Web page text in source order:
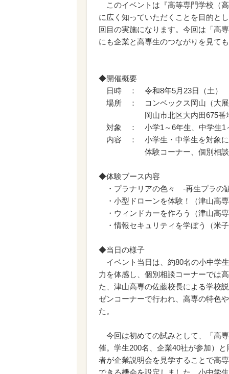
このイベントは『高等専門学校（
に広く知っていただくことを目的と
回目の実施になります。今回は「高
にも企業と高専生のつながりを見て
◆開催概要
日時 ： 令和8年5月23日（土）
場所 ： コンベックス岡山（大展
岡山市北区大内田675番
対象 ： 小学1～6年生、中学生1
内容 ： 小学生・中学生を対象に
体験コーナー、個別相談、高
◆体験ブース内容
・プラナリアの色々 -再生プラの
・小型ドローンを体験！（津山高
・ウィンドカーを作ろう（津山高
・情報セキュリティを学ぼう（米
◆当日の様子
イベント当日は、約80名の小中学
力を体感し、個別相談コーナーでは
た、津山高専の佐藤校長による学校
ゼンコーナーで行われ、高専の特色
た。
今回は初めての試みとして、「高
催。学生200名、企業40社が参加）
者が企業説明会を見学することで高
できる機会を設定しました。小中学